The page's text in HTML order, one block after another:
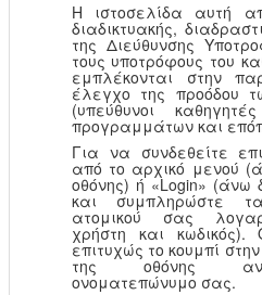
Η ιστοσελίδα αυτή
διαδικτυακής,
της Διεύθυνσης
τους υποτρόφους του
εμπλέκονται στην
έλεγχο της προόδου
(υπεύθυνοι
προγραμμάτων και
Για να συνδεθείτε
από το αρχικό μενού
οθόνης) ή «Login» (άνω
και συμπληρώστε
ατομικού σας
χρήστη και κωδικός).
επιτυχώς το κουμπί
της οθόνης
ονοματεπώνυμο σας.